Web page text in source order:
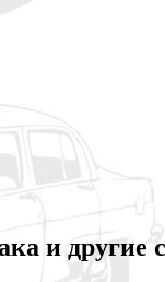
и другие